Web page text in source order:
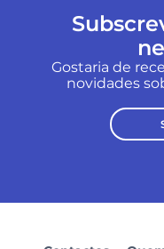
Gostaria de
novidades